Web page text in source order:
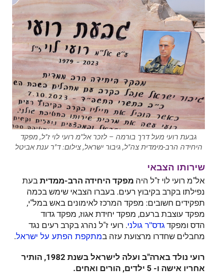
גבעת רועי מעל דרך בורמה – לזכר אל"מ רועי לוי ז"ל, מפקד
היחידה הרב-מימדית צה"ל, גיבור ישראל, צילום: ד"ר ענת אביטל
שירותו הצבאי
אל"מ רועי לוי ז"ל היה מפקד היחידה הרב-ממדית בעת
נפילתו בקרב בקיבוץ רעים. בעברו הצבאי שימש בכמה
תפקידים חשובים: מפקד המרכז לאימונים באש במל"י,
מפקד עוצבת ברעם, מפקד יחידת אגוז, מפקד גדוד
הדס ומפקד גדס"ר גולני. רועי ז"ל נהרג בקרב רעים נגד
מחבלים שחדרו מרצועת עזה במתקפת הפתע על ישראל.
רועי נולד בארה"ב ועלה לישראל בשנת 1982, הותיר
אחריו אישה ו- 5 ילדים, הורים ואחים.